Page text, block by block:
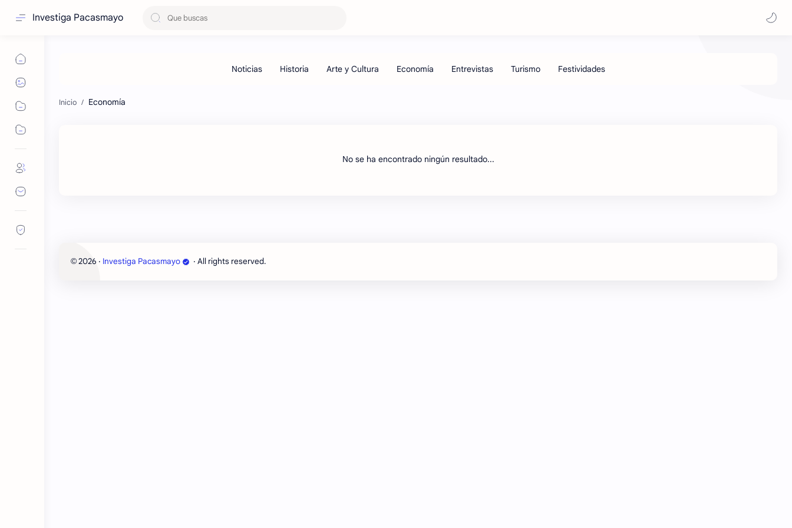
Investiga Pacasmayo
Economía
No se ha encontrado ningún resultado...
© 2026 ‧ Investiga Pacasmayo ‧ All rights reserved.